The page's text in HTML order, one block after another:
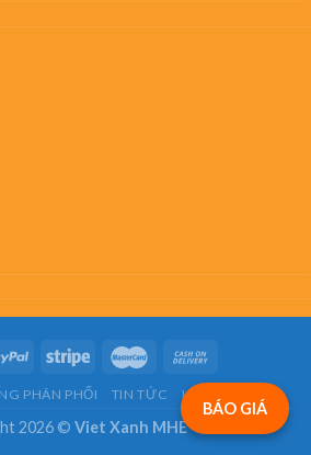
BÁO GIÁ
PHÂN PHỐI TIN TỨC LIÊN HỆ
2026 © Viet Xanh MHE